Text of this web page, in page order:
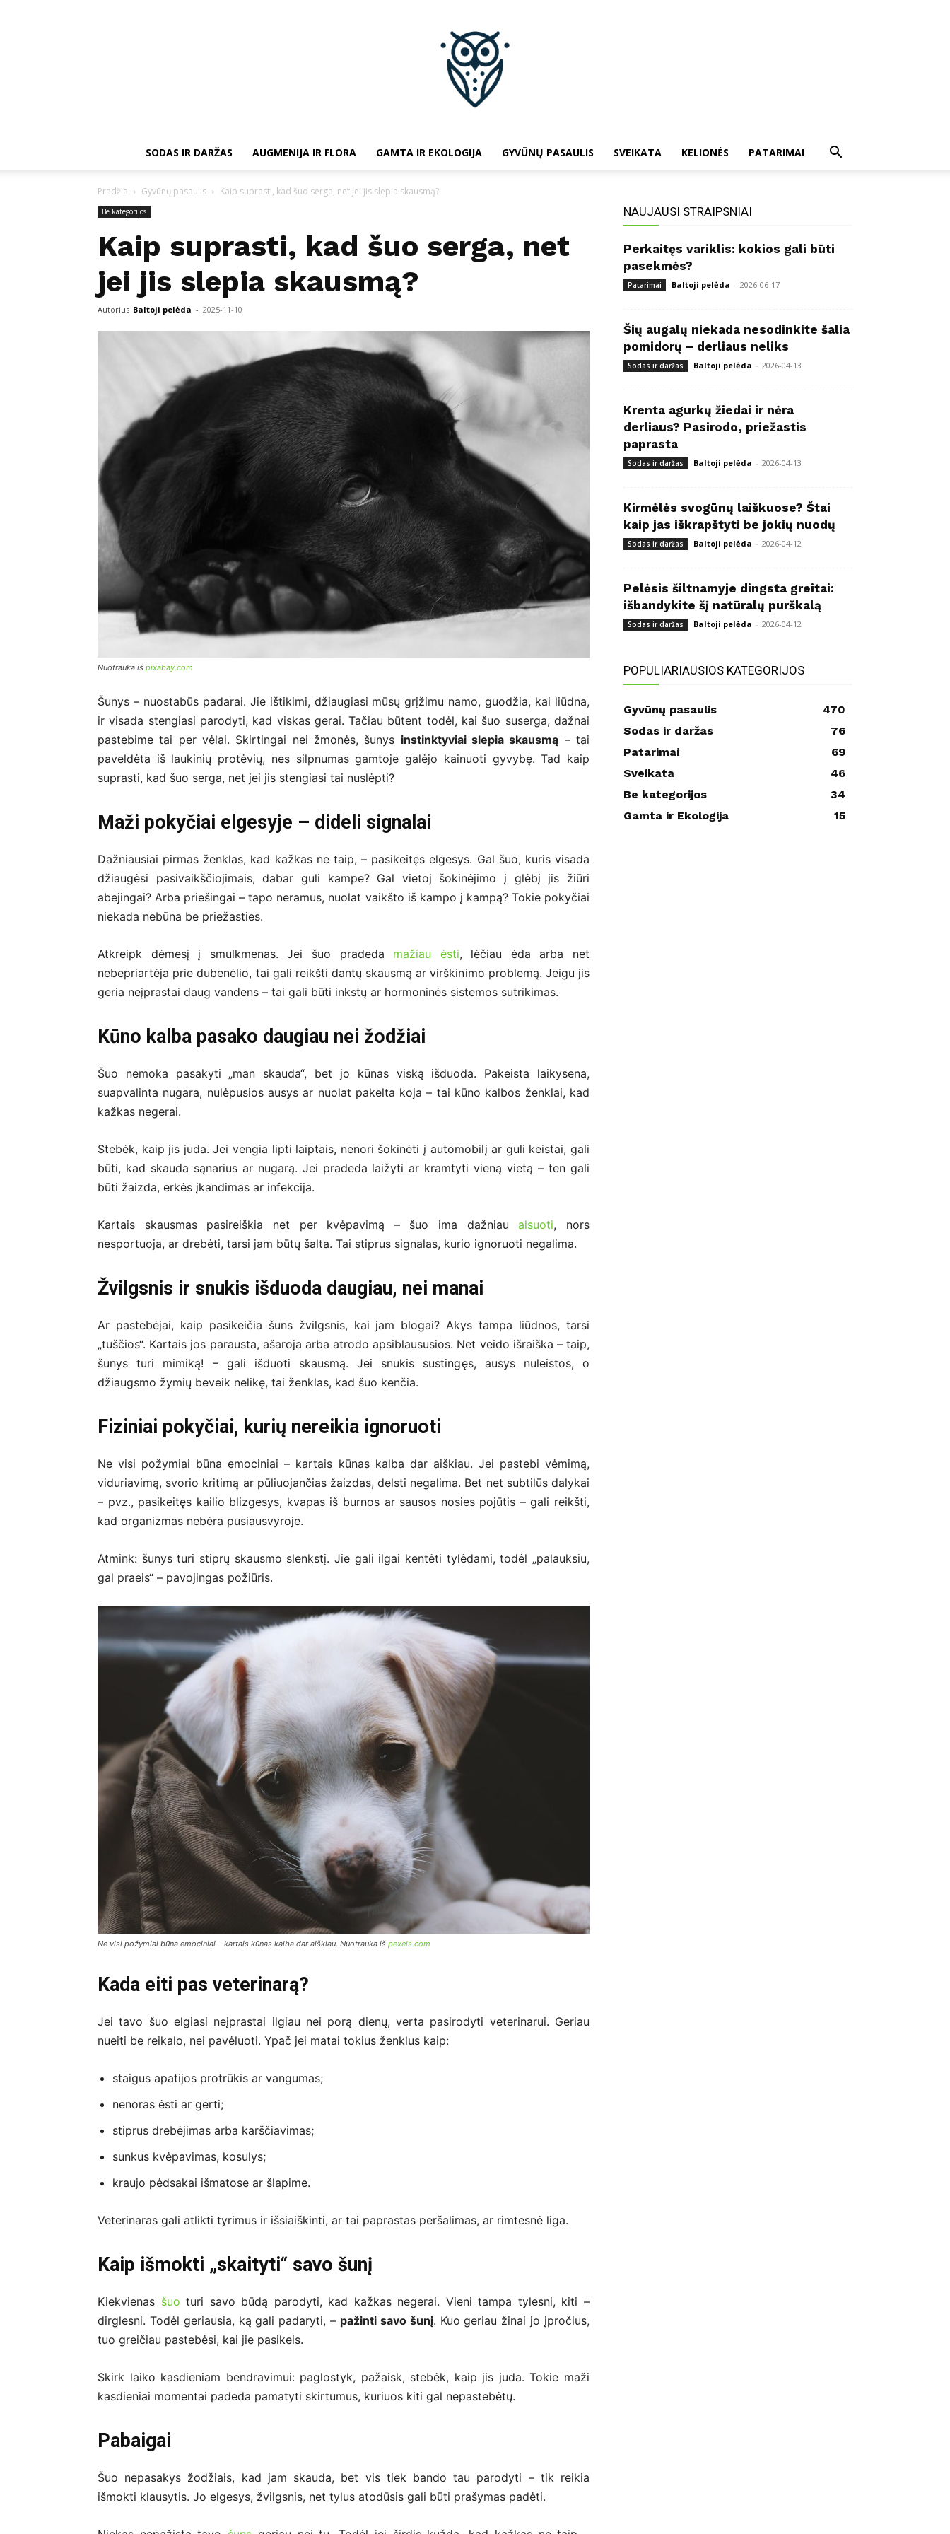
SODAS IR DARŽAS AUGMENIJA IR FLORA GAMTA IR EKOLOGIJA GYVŪNŲ PASAULIS SVEIKATA KELIONĖS PATARIMAI
Pradžia Gyvūnų pasaulis Kaip suprasti, kad šuo serga, net jei jis slepia skausmą?
Be kategorijos
Kaip suprasti, kad šuo serga, net
jei jis slepia skausmą?
Autorius Baltoji pelėda - 2025-11-10
Nuotrauka iš pixabay.com
Šunys – nuostabūs padarai. Jie ištikimi, džiaugiasi mūsų grįžimu namo, guodžia, kai liūdna,
ir visada stengiasi parodyti, kad viskas gerai. Tačiau būtent todėl, kai šuo suserga, dažnai
pastebime tai per vėlai. Skirtingai nei žmonės, šunys instinktyviai slepia skausmą – tai
paveldėta iš laukinių protėvių, nes silpnumas gamtoje galėjo kainuoti gyvybę. Tad kaip
suprasti, kad šuo serga, net jei jis stengiasi tai nuslėpti?
Maži pokyčiai elgesyje – dideli signalai
Dažniausiai pirmas ženklas, kad kažkas ne taip, – pasikeitęs elgesys. Gal šuo, kuris visada
džiaugėsi pasivaikščiojimais, dabar guli kampe? Gal vietoj šokinėjimo į glėbį jis žiūri
abejingai? Arba priešingai – tapo neramus, nuolat vaikšto iš kampo į kampą? Tokie pokyčiai
niekada nebūna be priežasties.
Atkreipk dėmesį į smulkmenas. Jei šuo pradeda mažiau ėsti, lėčiau ėda arba net
nebepriartėja prie dubenėlio, tai gali reikšti dantų skausmą ar virškinimo problemą. Jeigu jis
geria neįprastai daug vandens – tai gali būti inkstų ar hormoninės sistemos sutrikimas.
Kūno kalba pasako daugiau nei žodžiai
Šuo nemoka pasakyti „man skauda“, bet jo kūnas viską išduoda. Pakeista laikysena,
suapvalinta nugara, nulėpusios ausys ar nuolat pakelta koja – tai kūno kalbos ženklai, kad
kažkas negerai.
Stebėk, kaip jis juda. Jei vengia lipti laiptais, nenori šokinėti į automobilį ar guli keistai, gali
būti, kad skauda sąnarius ar nugarą. Jei pradeda laižyti ar kramtyti vieną vietą – ten gali
būti žaizda, erkės įkandimas ar infekcija.
Kartais skausmas pasireiškia net per kvėpavimą – šuo ima dažniaualsuoti, nors
nesportuoja, ar drebėti, tarsi jam būtų šalta. Tai stiprus signalas, kurio ignoruoti negalima.
Žvilgsnis ir snukis išduoda daugiau, nei manai
Ar pastebėjai, kaip pasikeičia šuns žvilgsnis, kai jam blogai? Akys tampa liūdnos, tarsi
„tuščios“. Kartais jos parausta, ašaroja arba atrodo apsiblaususios. Net veido išraiška – taip,
šunys turi mimiką! – gali išduoti skausmą. Jei snukis sustingęs, ausys nuleistos, o
džiaugsmo žymių beveik nelikę, tai ženklas, kad šuo kenčia.
Fiziniai pokyčiai, kurių nereikia ignoruoti
Ne visi požymiai būna emociniai – kartais kūnas kalba dar aiškiau. Jei pastebi vėmimą,
viduriavimą, svorio kritimą ar pūliuojančias žaizdas, delsti negalima. Bet net subtilūs dalykai
– pvz., pasikeitęs kailio blizgesys, kvapas iš burnos ar sausos nosies pojūtis – gali reikšti,
kad organizmas nebėra pusiausvyroje.
Atmink: šunys turi stiprų skausmo slenkstį. Jie gali ilgai kentėti tylėdami, todėl „palauksiu,
gal praeis“ – pavojingas požiūris.
Ne visi požymiai būna emociniai – kartais kūnas kalba dar aiškiau. Nuotrauka iš pexels.com
Kada eiti pas veterinarą?
Jei tavo šuo elgiasi neįprastai ilgiau nei porą dienų, verta pasirodyti veterinarui. Geriau
nueiti be reikalo, nei pavėluoti. Ypač jei matai tokius ženklus kaip:
staigus apatijos protrūkis ar vangumas;
nenoras ėsti ar gerti;
stiprus drebėjimas arba karščiavimas;
sunkus kvėpavimas, kosulys;
kraujo pėdsakai išmatose ar šlapime.
Veterinaras gali atlikti tyrimus ir išsiaiškinti, ar tai paprastas peršalimas, ar rimtesnė liga.
Kaip išmokti „skaityti“ savo šunį
Kiekvienas šuo turi savo būdą parodyti, kad kažkas negerai. Vieni tampa tylesni, kiti –
dirglesni. Todėl geriausia, ką gali padaryti, – pažinti savo šunį. Kuo geriau žinai jo įpročius,
tuo greičiau pastebėsi, kai jie pasikeis.
Skirk laiko kasdieniam bendravimui: paglostyk, pažaisk, stebėk, kaip jis juda. Tokie maži
kasdieniai momentai padeda pamatyti skirtumus, kuriuos kiti gal nepastebėtų.
Pabaigai
Šuo nepasakys žodžiais, kad jam skauda, bet vis tiek bando tau parodyti – tik reikia
išmokti klausytis. Jo elgesys, žvilgsnis, net tylus atodūsis gali būti prašymas padėti.
NAUJAUSI STRAIPSNIAI
Perkaitęs variklis: kokios gali būti
pasekmės?
Patarimai Baltoji pelėda - 2026-06-17
Šių augalų niekada nesodinkite šalia
pomidorų – derliaus neliks
Sodas ir daržas Baltoji pelėda - 2026-04-13
Krenta agurkų žiedai ir nėra
derliaus? Pasirodo, priežastis
paprasta
Sodas ir daržas Baltoji pelėda - 2026-04-13
Kirmėlės svogūnų laiškuose? Štai
kaip jas iškrapštyti be jokių nuodų
Sodas ir daržas Baltoji pelėda - 2026-04-12
Pelėsis šiltnamyje dingsta greitai:
išbandykite šį natūralų purškalą
Sodas ir daržas Baltoji pelėda - 2026-04-12
POPULIARIAUSIOS KATEGORIJOS
Gyvūnų pasaulis
470
Sodas ir daržas
76
Patarimai
69
Sveikata
46
Be kategorijos
34
Gamta ir Ekologija
15